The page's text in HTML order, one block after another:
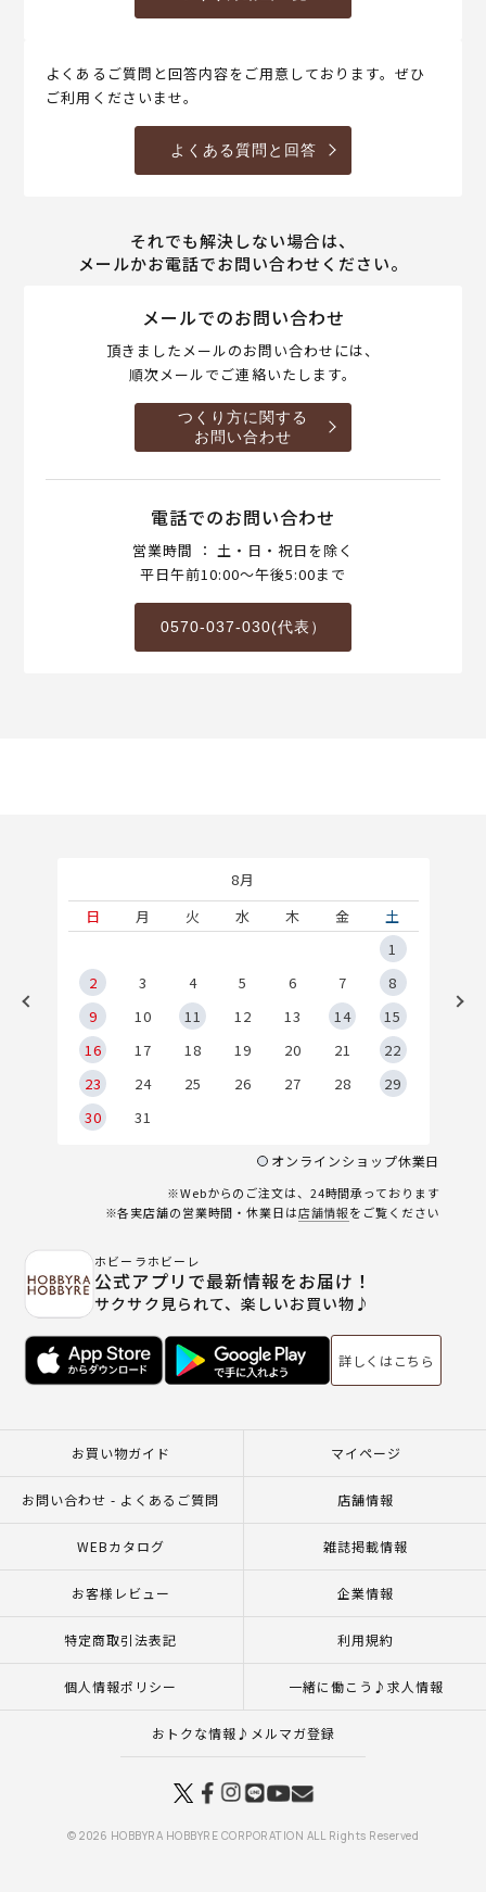
よくあるご質問と回答内容をご用意しております。ぜひ
ご利用くださいませ。
よくある質問と回答
それでも解決しない場合は、
メールかお電話でお問い合わせください。
メールでのお問い合わせ
頂きましたメールのお問い合わせには、
順次メールでご連絡いたします。
つくり方に関する
お問い合わせ
電話でのお問い合わせ
営業時間 ： 土・日・祝日を除く
平日午前10:00～午後5:00まで
0570-037-030(代表）
8月
日
月 火 水 木 金
土
1
2
3 4 5 6 7
8
9
10 11 12 13 14
15
16
17 18 19 20 21
22
23
24 25 26 27 28
29
30
31
オンラインショップ休業日
※Webからのご注文は、24時間承っております
※各実店舗の営業時間・休業日は店舗情報をご覧ください
ホビーラホビーレ
公式アプリで最新情報をお届け！
サクサク見られて、楽しいお買い物♪
詳しくはこちら
お買い物ガイド マイページ
お問い合わせ - よくあるご質問 店舗情報
WEBカタログ 雑誌掲載情報
お客様レビュー 企業情報
特定商取引法表記 利用規約
個人情報ポリシー 一緒に働こう♪求人情報
おトクな情報♪メルマガ登録
© 2026 HOBBYRA HOBBYRE CORPORATION ALL Rights Reserved